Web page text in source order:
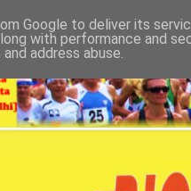
Google to deliver its
with performance and
address abuse.